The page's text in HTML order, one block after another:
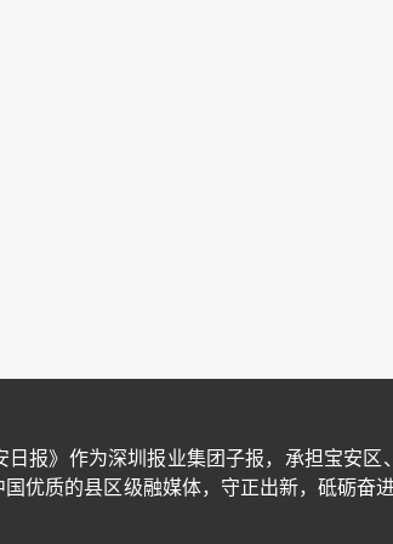
报》作为深圳报业集团子报，承担宝安
优质的县区级融媒体，守正出新，砥砺